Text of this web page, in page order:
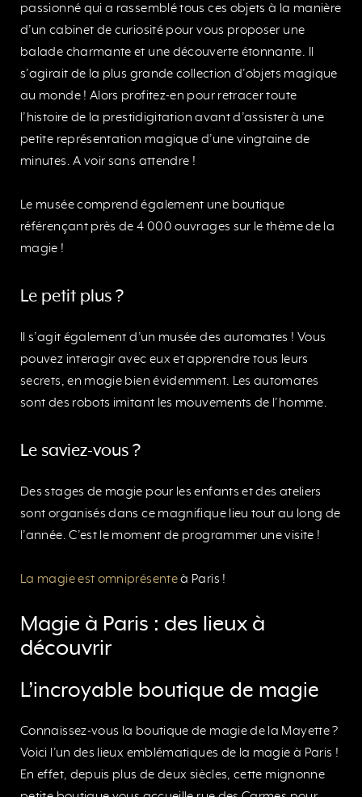
passionné qui a rassemblé tous ces objets à la manière
d’un cabinet de curiosité pour vous proposer une
balade charmante et une découverte étonnante. Il
s’agirait de la plus grande collection d’objets magique
au monde ! Alors profitez-en pour retracer toute
l’histoire de la prestidigitation avant d’assister à une
petite représentation magique d’une vingtaine de
minutes. A voir sans attendre !
Le musée comprend également une boutique
référençant près de 4 000 ouvrages sur le thème de la
magie !
Le petit plus ?
Il s’agit également d’un musée des automates ! Vous
pouvez interagir avec eux et apprendre tous leurs
secrets, en magie bien évidemment. Les automates
sont des robots imitant les mouvements de l’homme.
Le saviez-vous ?
Des stages de magie pour les enfants et des ateliers
sont organisés dans ce magnifique lieu tout au long de
l’année. C’est le moment de programmer une visite !
La magie est omniprésenteà Paris !
Magie à Paris : des lieux à
découvrir
L’incroyable boutique de magie
Connaissez-vous la boutique de magie de la Mayette ?
Voici l’un des lieux emblématiques de la magie à Paris !
En effet, depuis plus de deux siècles, cette mignonne